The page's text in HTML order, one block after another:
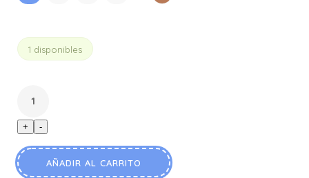
1 disponibles
+ -
AÑADIR AL CARRITO